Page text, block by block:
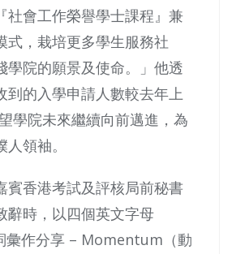
社會工作榮譽學士課程』兼
式，栽培更多學生服務社
學院的願景及使命。」他透
到的入學申請人數較去年上
學院未來繼續向前邁進，為
領袖。
賓香港考試及評核局前秘書
辭時，以四個英文字母
彙作分享 – Momentum（動